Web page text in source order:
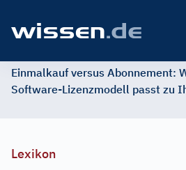
Einmalkauf versus Abonnement:
Software-Lizenzmodell passt zu
Lexikon